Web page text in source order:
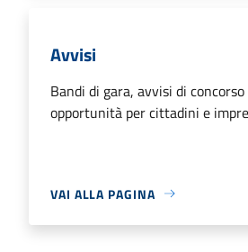
Avvisi
Bandi di gara, avvisi di
opportunità per cittadini e
VAI ALLA PAGINA